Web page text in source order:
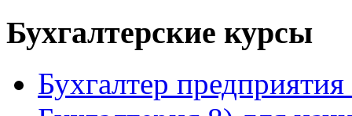
Бухгалтерские курсы
Бухгалтер